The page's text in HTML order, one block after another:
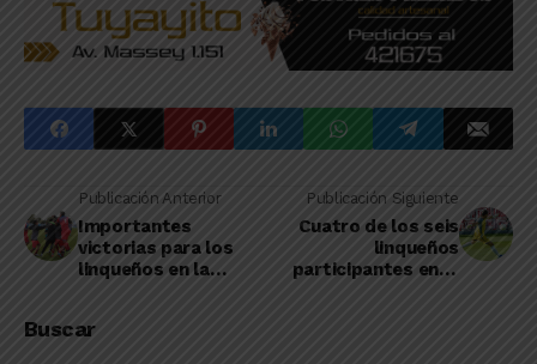
Publicación Anterior
Importantes
victorias para los
linqueños en la
Publicación Siguiente
Cuatro de los seis
linqueños
participantes en la
Buscar